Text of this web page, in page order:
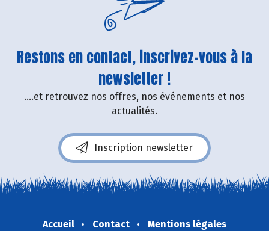
Restons en contact, inscrivez-vous à la
newsletter !
....et retrouvez nos offres, nos événements et nos
actualités.
Inscription newsletter
Accueil Contact
Mentions légales